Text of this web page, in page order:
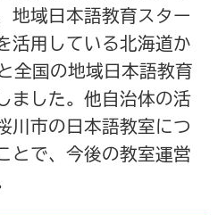
地域日本語教育スター
活用している北海道か
全国の地域日本語教育
ました。他自治体の活
川市の日本語教室につ
とで、今後の教室運営